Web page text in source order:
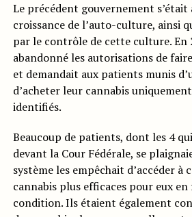
Le précédent gouvernement s’était
croissance de l’auto-culture, ainsi
par le contrôle de cette culture. En
abandonné les autorisations de
et demandait aux patients munis
d’acheter leur cannabis
identifiés.
Beaucoup de patients, dont les 4
devant la Cour Fédérale, se
système les empêchait d’accéder à
cannabis plus efficaces pour eux
condition. Ils étaient également